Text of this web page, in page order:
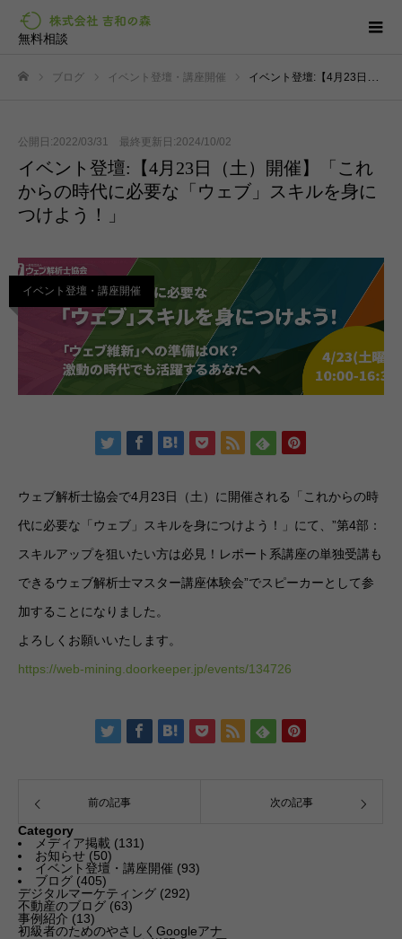
無料相談
ブログ イベント登壇・講座開催 イベント登壇:【4月23日（土）開催】「これからの時代に必要な「ウェブ」スキルを身につけよう！」
公開日:2022/03/31 最終更新日:2024/10/02
イベント登壇:【4月23日（土）開催】「これ
からの時代に必要な「ウェブ」スキルを身に
つけよう！」
イベント登壇・講座開催
ウェブ解析士協会で4月23日（土）に開催される「これからの時
代に必要な「ウェブ」スキルを身につけよう！」にて、”第4部：
スキルアップを狙いたい方は必見！レポート系講座の単独受講も
できるウェブ解析士マスター講座体験会”でスピーカーとして参
加することになりました。
よろしくお願いいたします。
https://web-mining.doorkeeper.jp/events/134726
前の記事 次の記事
Category
メディア掲載 (131)
お知らせ (50)
イベント登壇・講座開催 (93)
ブログ (405)
デジタルマーケティング (292)
不動産のブログ (63)
事例紹介 (13)
初級者のためのやさしくGoogleアナ